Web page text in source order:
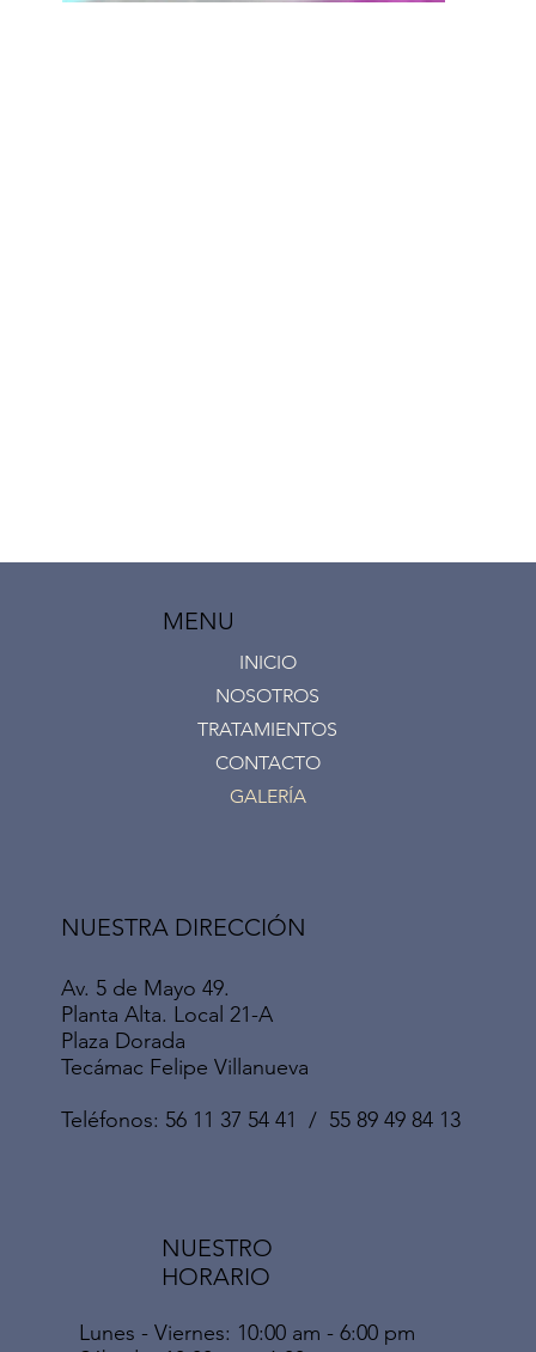
Lunes - Viernes: 10:00 am - 6:00 pm
NUESTRO
HORARIO
INICIO
NOSOTROS
TRATAMIENTOS
CONTACTO
GALERÍA
MENU
Av. 5 de Mayo 49.
Planta Alta. Local 21-A
Plaza Dorada
Tecámac Felipe Villanueva
Teléfonos: 56 11 37 54 41 / 55 89 49 84 13
NUESTRA DIRECCIÓN